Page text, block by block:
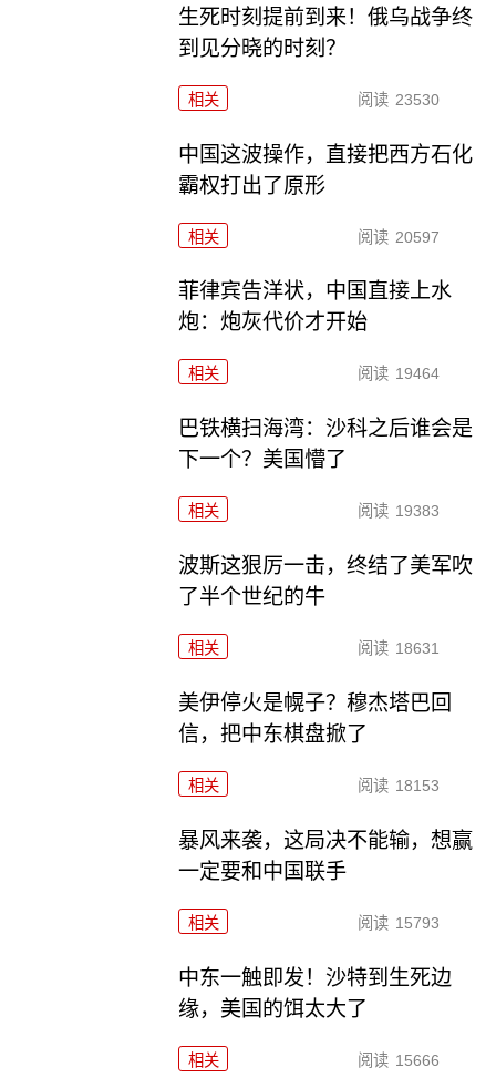
生死时刻提前到来！俄乌战争终
到见分晓的时刻？
相关 阅读 23530
中国这波操作，直接把西方石化
霸权打出了原形
相关 阅读 20597
菲律宾告洋状，中国直接上水
炮：炮灰代价才开始
相关 阅读 19464
巴铁横扫海湾：沙科之后谁会是
下一个？美国懵了
相关 阅读 19383
波斯这狠厉一击，终结了美军吹
了半个世纪的牛
相关 阅读 18631
美伊停火是幌子？穆杰塔巴回
信，把中东棋盘掀了
相关 阅读 18153
暴风来袭，这局决不能输，想赢
一定要和中国联手
相关 阅读 15793
中东一触即发！沙特到生死边
缘，美国的饵太大了
相关 阅读 15666